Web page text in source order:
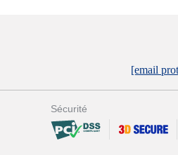
[email
Sécurité